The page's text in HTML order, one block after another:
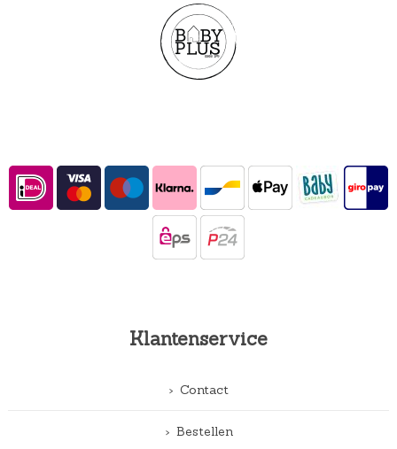
Klantenservice
Contact
Bestellen